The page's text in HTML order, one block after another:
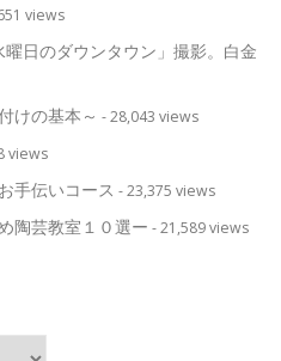
views
日のダウンタウン」撮影。白金
けの基本～ - 28,043 views
views
手伝いコース - 23,375 views
陶芸教室１０選ー - 21,589 views